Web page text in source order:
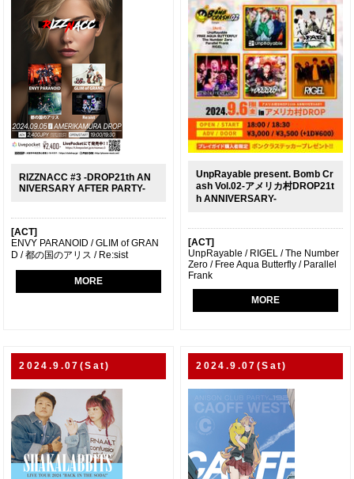
RIZZNACC #3 -DROP21th AN
NIVERSARY AFTER PARTY-
[ACT]
ENVY PARANOID / GLIM of GRAN
D / 都の国のアリス / Re:sist
MORE
UnpRayable present. Bomb Cr
ash Vol.02-アメリカ村DROP21t
h ANNIVERSARY-
[ACT]
UnpRayable / RIGEL / The Number
Zero / Free Aqua Butterfly / Parallel
Frank
MORE
2024.9.07(Sat) 2024.9.07(Sat)